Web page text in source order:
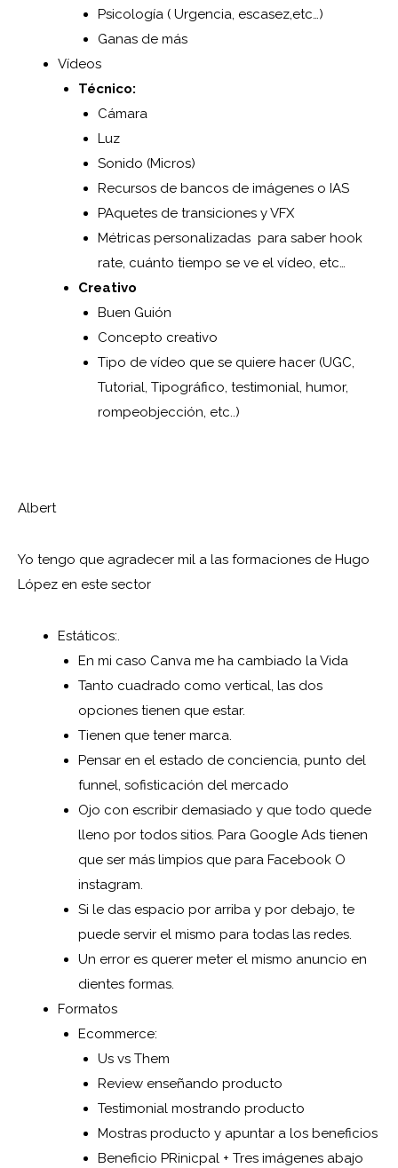
Psicología ( Urgencia, escasez,etc…)
Ganas de más
Vídeos
Técnico:
Cámara
Luz
Sonido (Micros)
Recursos de bancos de imágenes o IAS
PAquetes de transiciones y VFX
Métricas personalizadas para saber hook
rate, cuánto tiempo se ve el vídeo, etc…
Creativo
Buen Guión
Concepto creativo
Tipo de vídeo que se quiere hacer (UGC,
Tutorial, Tipográfico, testimonial, humor,
rompeobjección, etc..)
Albert
Yo tengo que agradecer mil a las formaciones de Hugo
López en este sector
Estáticos:.
En mi caso Canva me ha cambiado la Vida
Tanto cuadrado como vertical, las dos
opciones tienen que estar.
Tienen que tener marca.
Pensar en el estado de conciencia, punto del
funnel, sofisticación del mercado
Ojo con escribir demasiado y que todo quede
lleno por todos sitios. Para Google Ads tienen
que ser más limpios que para Facebook O
instagram.
Si le das espacio por arriba y por debajo, te
puede servir el mismo para todas las redes.
Un error es querer meter el mismo anuncio en
dientes formas.
Formatos
Ecommerce:
Us vs Them
Review enseñando producto
Testimonial mostrando producto
Mostras producto y apuntar a los beneficios
Beneficio PRinicpal + Tres imágenes abajo